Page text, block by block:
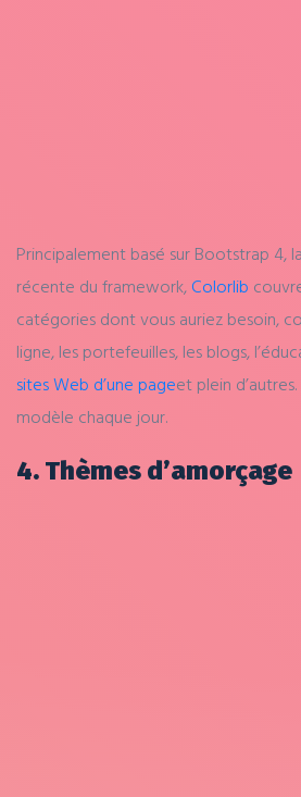
Principalement basé sur Bootstrap 4,
récente du framework,Colorlib
catégories dont vous auriez besoin,
ligne, les portefeuilles, les blogs,
sites Web d’une pageet plein d’autres.
modèle chaque jour.
4. Thèmes d’amorçage